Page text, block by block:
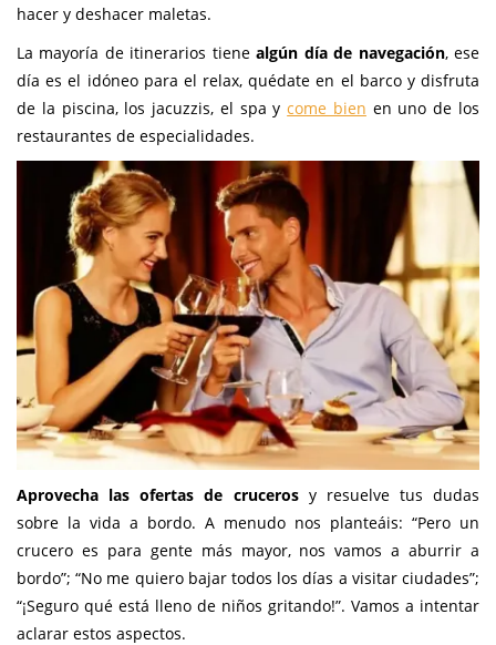
hacer y deshacer maletas.
La mayoría de itinerarios tienealgún día de navegación, ese
día es el idóneo para el relax, quédate en el barco y disfruta
de la piscina, los jacuzzis, el spa ycome bien en uno de los
restaurantes de especialidades.
Aprovecha las ofertas de crucerosy resuelve tus dudas
sobre la vida a bordo. A menudo nos planteáis: “Pero un
crucero es para gente más mayor, nos vamos a aburrir a
bordo”; “No me quiero bajar todos los días a visitar ciudades”;
“¡Seguro qué está lleno de niños gritando!”. Vamos a intentar
aclarar estos aspectos.